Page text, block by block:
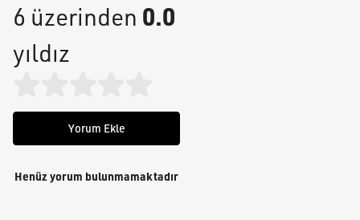
6 üzerinden 0.0
yıldız
Yorum Ekle
Henüz yorum bulunmamaktadır